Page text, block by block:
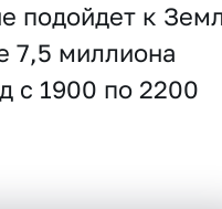
подойдет к
7,5 миллиона
с 1900 по 2200